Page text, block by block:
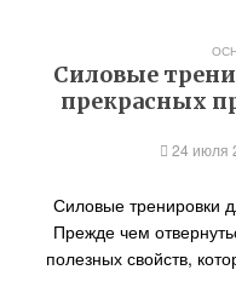
Силовые
прекрасных
24
Силовые тренировки
Прежде чем
полезных свойств,